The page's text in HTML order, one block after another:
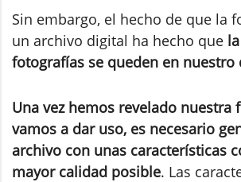
Sin embargo, el hecho de que la
un archivo digital ha hecho que
fotografías se queden en nuestro
Una vez hemos revelado nuestra
vamos a dar uso, es necesario
archivo con unas características
mayor calidad posible. Las